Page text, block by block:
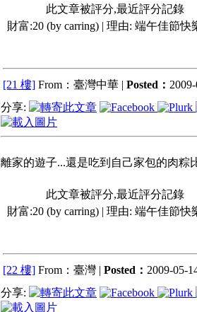
此文章被評分,最近評分記錄
財富:20 (by carring) | 理由: 端午佳節快
[21 樓] From：臺灣中華 | Posted：
分享:
離家的遊子...還是吃到自己家包的肉粽
此文章被評分,最近評分記錄
財富:20 (by carring) | 理由: 端午佳節快
[22 樓] From：臺灣 | Posted： 2009-05-
分享: